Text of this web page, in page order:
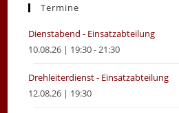
new
new
Termine
Dienstabend - Einsatzabteilung
10.08.26 | 19:30 - 21:30
Drehleiterdienst - Einsatzabteilung
12.08.26 | 19:30